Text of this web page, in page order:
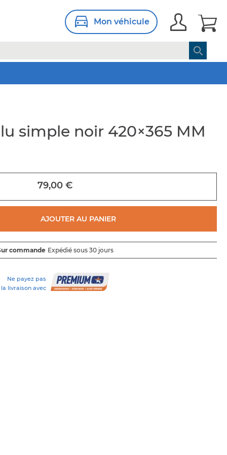
Mon véhicule
simple noir 420×365 MM
79,00 €
AJOUTER AU PANIER
commande Expédié sous 30 jours
Ne payez pas
la livraison avec